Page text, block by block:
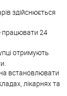
здійснюється
24
отримують
встановлювати
лікарнях та